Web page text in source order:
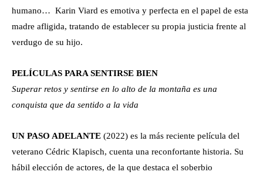
humano… Karin Viard es emotiva y perfecta en el papel de esta
madre afligida, tratando de establecer su propia justicia frente al
verdugo de su hijo.
PELÍCULAS PARA SENTIRSE BIEN
Superar retos y sentirse en lo alto de la montaña es una
conquista que da sentido a la vida
UN PASO ADELANTE (2022) es la más reciente película del
veterano Cédric Klapisch, cuenta una reconfortante historia. Su
hábil elección de actores, de la que destaca el soberbio